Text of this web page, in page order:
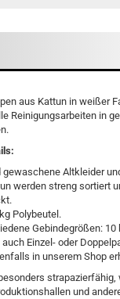
aus Kattun in weißer
Reinigungsarbeiten in
gewaschene Altkleider
werden streng sortiert
Polybeutel.
Gebindegrößen: 10
Einzel- oder
in unserem Shop
und